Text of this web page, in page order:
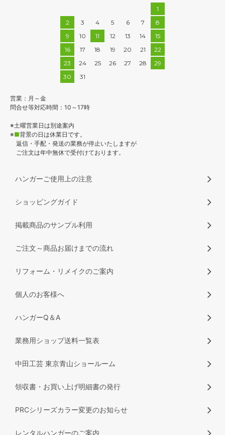
1
2
3 4 5 6 7
8
9
10 11 12 13 14
15
16
17 18 19 20 21
22
23
24 25 26 27 28
29
30
31
営業：月～金
問合せ等対応時間：10～17時
※土曜営業日は別途案内
※■背景の日は休業日です。
返信・手配・発送の業務が停止いたしますが
ご注文は年中無休で受付けております。
ハンガーご使用上の注意
ショッピングガイド
掲載商品のサンプル利用
ご注文～商品お届けまでの流れ
リフォーム・リメイクのご案内
個人のお客様へ
ハンガーQ＆A
業務用ショップ送料一覧表
中田工芸 東京青山ショールーム
領収書・お買い上げ明細書の発行
PRCシリーズカラー変更のお知らせ
レンタルハンガーのご案内